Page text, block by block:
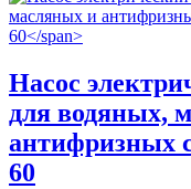
Насос
для водяных,
антифризных
60